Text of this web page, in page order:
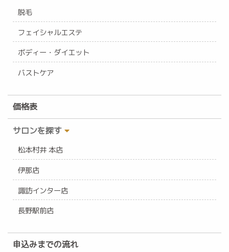
脱毛
フェイシャルエステ
ボディー・ダイエット
バストケア
価格表
サロンを探す
松本村井 本店
伊那店
諏訪インター店
長野駅前店
申込みまでの流れ